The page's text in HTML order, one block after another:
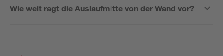
Wie weit ragt die Auslaufmitte von der Wand vor?